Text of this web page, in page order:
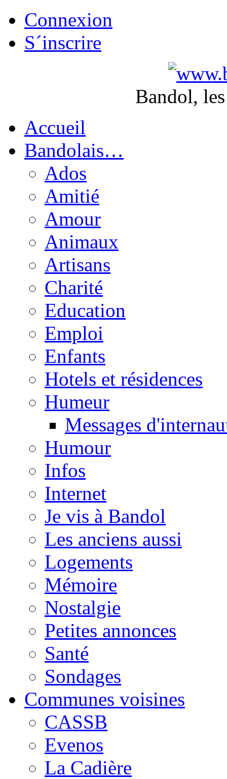
Connexion
S´inscrire
Bandol,
Accueil
Bandolais…
Ados
Amitié
Amour
Animaux
Artisans
Charité
Education
Emploi
Enfants
Hotels et résidences
Humeur
Messages
Humour
Infos
Internet
Je vis à Bandol
Les anciens aussi
Logements
Mémoire
Nostalgie
Petites annonces
Santé
Sondages
Communes voisines
CASSB
Evenos
La Cadière